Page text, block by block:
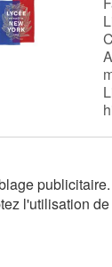
l'utilisation